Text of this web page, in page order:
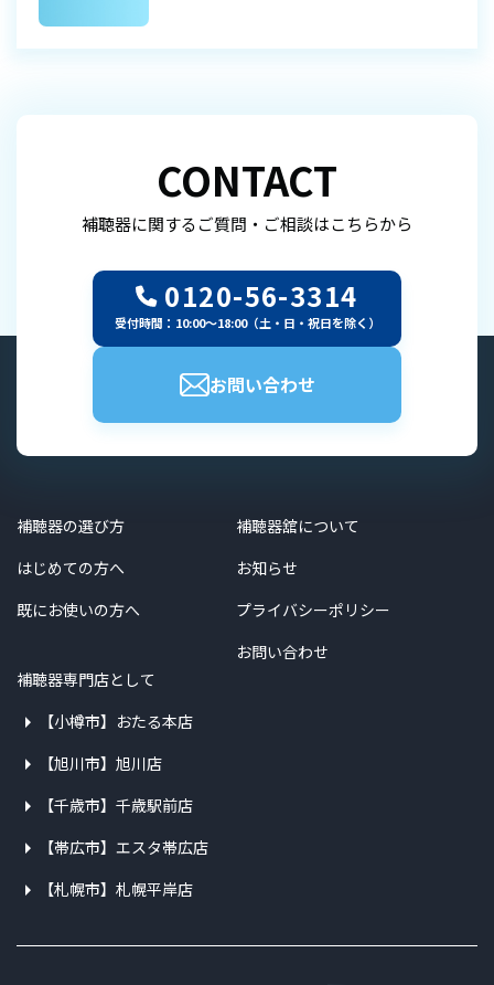
CONTACT
補聴器に関するご質問・ご相談はこちらから
0120-56-3314
受付時間：10:00～18:00（土・日・祝日を除く）
お問い合わせ
補聴器の選び方
はじめての方へ
既にお使いの方へ
補聴器舘について
お知らせ
プライバシーポリシー
お問い合わせ
補聴器専門店として
【小樽市】おたる本店
【旭川市】旭川店
【千歳市】千歳駅前店
【帯広市】エスタ帯広店
【札幌市】札幌平岸店